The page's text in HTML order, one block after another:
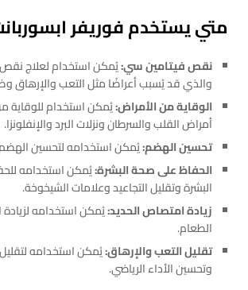
متي يستخدم فوريفر
نقص فيتامين سي:يُمكن استخدام لعلاج
والذي قد يُسبب أعراضًا مثل التعب والإرهاق
الوقاية من الأمراض:يُمكن استخدام للوقاية
أمراض القلب والسرطان ونزلات البرد والإنفلونزا.
تحسين الهضم:يُمكن استخدامه لتحسين
الحفاظ على صحة البشرة:يُمكن استخدامه
البشرة وتقليل التجاعيد وعلامات الشيخوخة.
زيادة امتصاص الحديد:يُمكن استخدامه
الطعام.
تقليل التعب والإرهاق:يُمكن استخدامه
وتحسين الأداء الرياضي.